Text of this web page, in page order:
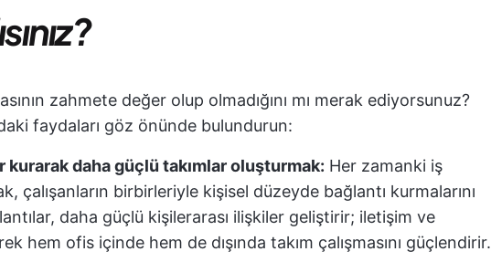
zahmete değer olup olmadığını mı merak ediyorsunuz?
faydaları göz önünde bulundurun:
kurarak daha güçlü takımlar oluşturmak: Her zamanki iş
çalışanların birbirleriyle kişisel düzeyde bağlantı kurmalarını
daha güçlü kişilerarası ilişkiler geliştirir; iletişim ve
hem ofis içinde hem de dışında takım çalışmasını güçlendirir.